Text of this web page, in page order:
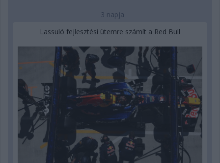
3 napja
Lassuló fejlesztési ütemre számít a Red Bull